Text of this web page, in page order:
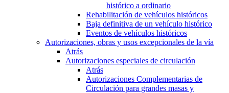
histórico a ordinario
Rehabilitación de vehículos históricos
Baja definitiva de un vehículo histórico
Eventos de vehículos históricos
Autorizaciones, obras y usos excepcionales de la vía
Atrás
Autorizaciones especiales de circulación
Atrás
Autorizaciones Complementarias de
Circulación para grandes masas y